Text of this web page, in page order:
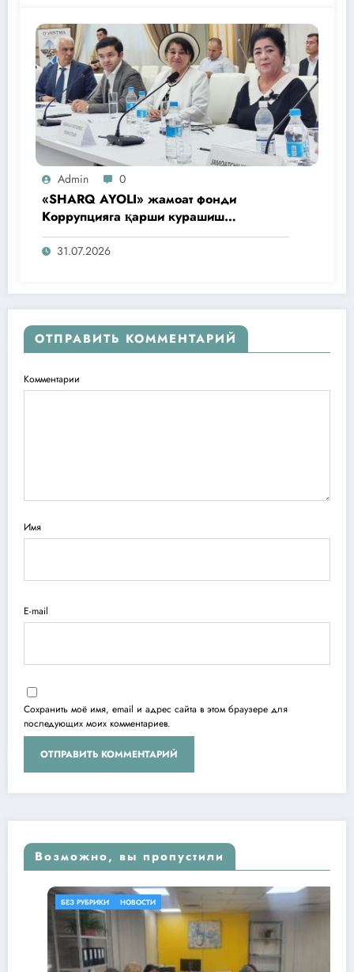
Admin 0
«SHARQ AYOLI» жамоат фонди
Коррупцияга қарши курашиш
агентлигидаги жамоат эшитувида
ташаббусларини тақдим этди
31.07.2026
ОТПРАВИТЬ КОММЕНТАРИЙ
Комментарии
Имя
E-mail
Сохранить моё имя, email и адрес сайта в этом браузере для
последующих моих комментариев.
Возможно, вы пропустили
БЕЗ РУБРИКИ НОВОСТИ